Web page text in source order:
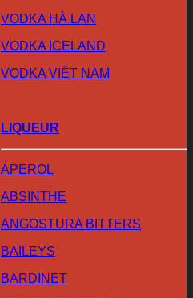
VODKA HÀ LAN
VODKA ICELAND
VODKA VIỆT NAM
LIQUEUR
APEROL
ABSINTHE
ANGOSTURA BITTERS
BAILEYS
BARDINET